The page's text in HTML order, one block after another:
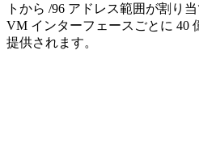
トから /96 アドレス範囲が割り
VM インターフェースごとに 40
提供されます。